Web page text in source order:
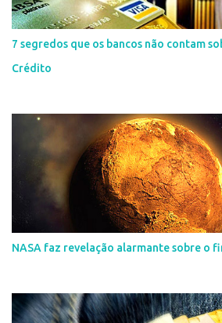
7 segredos que os bancos não contam
Crédito
NASA faz revelação alarmante sobre o